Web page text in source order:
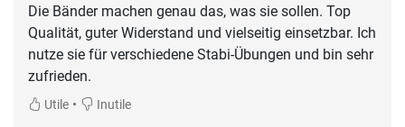
Die Bänder machen genau das, was sie sollen. Top
Qualität, guter Widerstand und vielseitig einsetzbar. Ich
nutze sie für verschiedene Stabi-Übungen und bin sehr
zufrieden.
Utile • Inutile